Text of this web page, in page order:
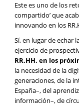
Este es uno de los
compartido’ que
innovando en los
Sí, en lugar de echar
ejercicio de
RR.HH. en los
la necesidad de la
generaciones, de la
España–, del
información–, de